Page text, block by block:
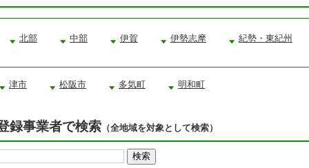
北部 中部 伊賀 伊勢志摩 紀勢・東紀州
津市 松阪市 多気町 明和町
録事業者で検索 （全地域を対象として検索）